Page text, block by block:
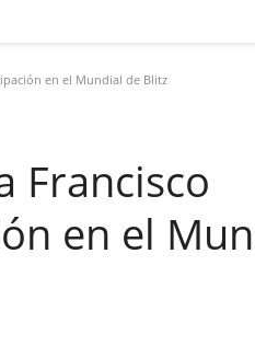
en el Mundial de Blitz
Francisco
en el